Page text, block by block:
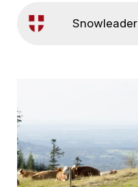
Snowleader